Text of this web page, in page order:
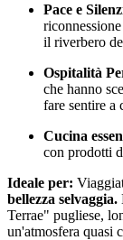
Pace e
il riverbero
Ospitalità
che hanno
fare sentire a
Cucina
con prodotti
Ideale per:
bellezza selvaggia.
Terrae" pugliese,
un'atmosfera quasi